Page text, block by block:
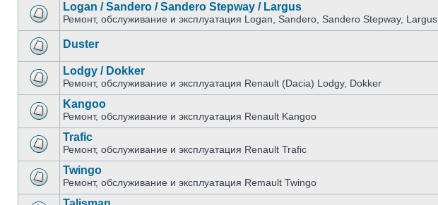
Logan / Sandero / Sandero Stepway / Largus
Ремонт, обслуживание и эксплуатация Logan, Sandero, Sandero Stepway, Largus
Duster
Lodgy / Dokker
Ремонт, обслуживание и эксплуатация Renault (Dacia) Lodgy, Dokker
Kangoo
Ремонт, обслуживание и эксплуатация Renault Kangoo
Trafic
Ремонт, обслуживание и эксплуатация Renault Trafic
Twingo
Ремонт, обслуживание и эксплуатация Remault Twingo